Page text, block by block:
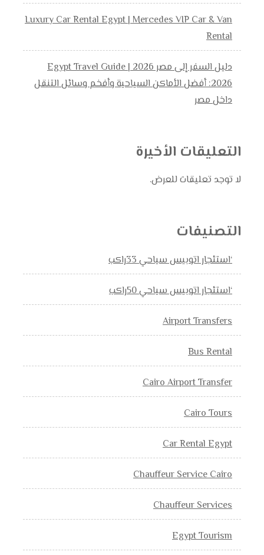
Luxury Car Rental Egypt | Mercedes VIP Car & Van
Rental
دليل السفر إلى مصر 2026 | Egypt Travel Guide
2026: أفضل الأماكن السياحية وأفخم وسائل التنقل
داخل مصر
التعليقات الأخيرة
لا توجد تعليقات للعرض.
التصنيفات
‘استئجار اتوبيس سياحي 33راكب
‘استئجار اتوبيس سياحي 50راكب
Airport Transfers
Bus Rental
Cairo Airport Transfer
Cairo Tours
Car Rental Egypt
Chauffeur Service Cairo
Chauffeur Services
Egypt Tourism